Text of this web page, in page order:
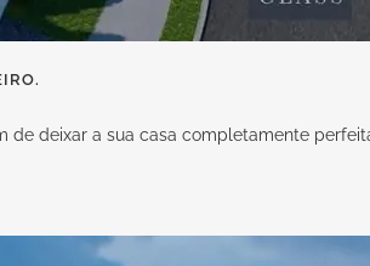
de deixar a sua casa completamente